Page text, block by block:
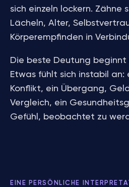
sich einzeln lockern. Zähne
Lächeln, Alter,
Körperempfinden in
Die beste Deutung
Etwas fühlt sich instabil an:
Konflikt, ein Übergang,
Vergleich, ein
Gefühl, beobachtet zu
EINE PERSÖNLICHE